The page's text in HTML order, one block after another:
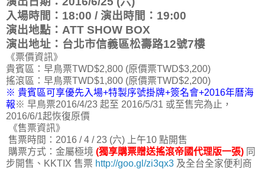
入場時間：18:00 / 演出時間：19:00
演出地點：ATT SHOW BOX
演出地址：台北市信義區松壽路12號7樓
《票價資訊》
貴賓區：早鳥票TWD$2,800 (原價票TWD$3,200)
搖滾區：早鳥票TWD$1,800 (原價票TWD$2,200)
※ 貴賓區可享優先入場+特製序號掛牌+簽名會+2016年曆海
報※ 早鳥票2016/4/23 起至 2016/5/31 或至售完為止，
2016/6/1起恢復原價
《售票資訊》
售票時間：2016 / 4 / 23 (六) 上午10 點開售
購票方式：金屬極境 (獨享購票贈送搖滾帝國代理版一張) 同
步開售、KKTIX 售票 http://goo.gl/zi3qx3 及全台全家便利商